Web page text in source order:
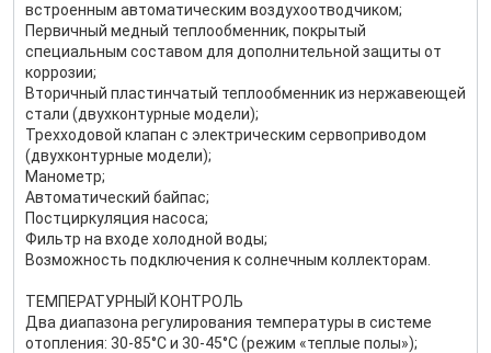
встроенным автоматическим воздухоотводчиком;
Первичный медный теплообменник, покрытый
специальным составом для дополнительной защиты от
коррозии;
Вторичный пластинчатый теплообменник из нержавеющей
стали (двухконтурные модели);
Трехходовой клапан с электрическим сервоприводом
(двухконтурные модели);
Манометр;
Автоматический байпас;
Постциркуляция насоса;
Фильтр на входе холодной воды;
Возможность подключения к солнечным коллекторам.
ТЕМПЕРАТУРНЫЙ КОНТРОЛЬ
Два диапазона регулирования температуры в системе
отопления: 30-85°С и 30-45°С (режим «теплые полы»);